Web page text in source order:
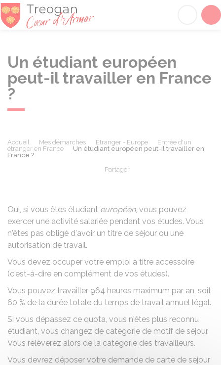
Un étudiant européen
peut-il travailler en France
?
Accueil Mes démarches Étranger - Europe
Entrée d'un
étranger en France
Un étudiant européen peut-il travailler en
France ?
Partager
Oui, si vous êtes étudiant européen, vous pouvez
exercer une activité salariée pendant vos études. Vous
n'êtes pas obligé d'avoir un titre de séjour ou une
autorisation de travail.
Vous devez occuper votre emploi à titre accessoire
(c'est-à-dire en complément de vos études).
Vous pouvez travailler 964 heures maximum par an, soit
60 % de la durée totale du temps de travail annuel légal.
Si vous dépassez ce quota, vous n'êtes plus reconnu
étudiant, vous changez de catégorie de motif de séjour.
Vous relèverez alors de la catégorie des travailleurs.
Vous devrez déposer votre demande de carte de séjour